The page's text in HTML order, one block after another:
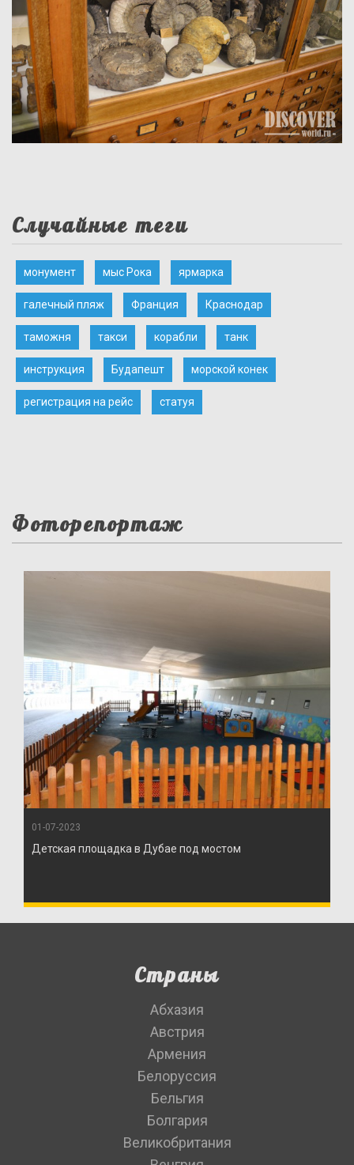
Случайные теги
монумент мыс Рока ярмарка
галечный пляж Франция Краснодар
таможня такси корабли танк
инструкция Будапешт морской конек
регистрация на рейс статуя
Фоторепортаж
01-07-2023
Детская площадка в Дубае под мостом
Страны
Абхазия
Австрия
Армения
Белоруссия
Бельгия
Болгария
Великобритания